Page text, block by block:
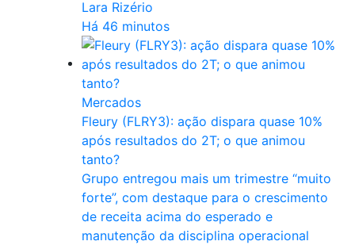
Lara Rizério
Há 46 minutos
Mercados
Fleury (FLRY3): ação dispara quase 10%
após resultados do 2T; o que animou
tanto?
Grupo entregou mais um trimestre “muito
forte”, com destaque para o crescimento
de receita acima do esperado e
manutenção da disciplina operacional